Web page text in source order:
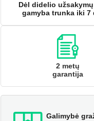
Dėl didelio
gamyba trunka iki 7
2 metų
garantija
Galimybė